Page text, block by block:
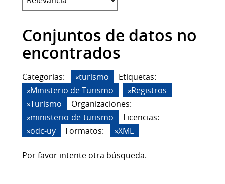
Conjuntos de datos no
encontrados
Categorias: turismo
Etiquetas:
Ministerio de Turismo
Registros
Turismo
Organizaciones:
ministerio-de-turismo
Licencias:
odc-uy
Formatos: XML
Por favor intente otra búsqueda.